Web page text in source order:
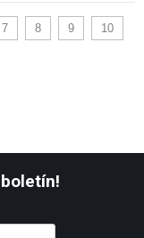
7 8 9
10